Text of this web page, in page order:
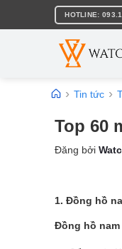
nội
HOTLINE:
Tin tức
Top 60
Đăng bởi
1. Đồng hồ
Đồng hồ nam